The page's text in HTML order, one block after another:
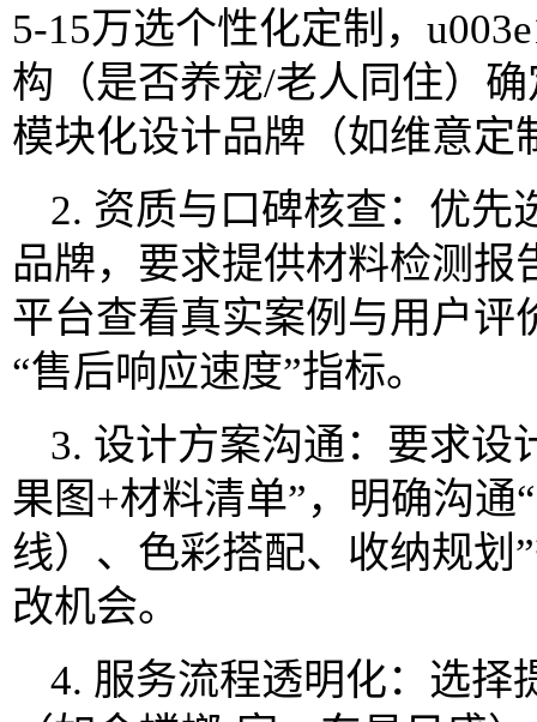
5-15万选个性化定制，
构（是否养宠/老人同住）
模块化设计品牌（如维意定
2. 资质与口碑核查：优先
品牌，要求提供材料检测
平台查看真实案例与用户评
“售后响应速度”指标。
3. 设计方案沟通：要求设
果图+材料清单”，明确沟
线）、色彩搭配、收纳规划
改机会。
4. 服务流程透明化：选择